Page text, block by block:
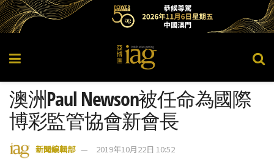
澳洲Paul Newson被任命為國際
博彩監管協會新會長
新聞編輯部 2019年10月22日 10:52